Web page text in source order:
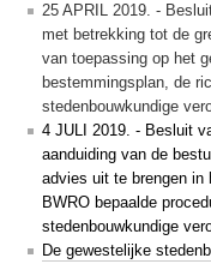
25 APRIL 2019. -
met betrekking tot de
van toepassing op het
bestemmingsplan, de
stedenbouwkundige
4 JULI 2019. - Besluit
aanduiding van de
advies uit te brengen
BWRO bepaalde
stedenbouwkundige
De gewestelijke